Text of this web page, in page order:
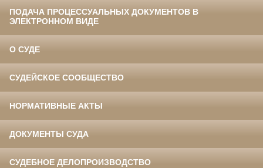
ПОДАЧА ПРОЦЕССУАЛЬНЫХ ДОКУМЕНТОВ В
ЭЛЕКТРОННОМ ВИДЕ
О СУДЕ
СУДЕЙСКОЕ СООБЩЕСТВО
НОРМАТИВНЫЕ АКТЫ
ДОКУМЕНТЫ СУДА
СУДЕБНОЕ ДЕЛОПРОИЗВОДСТВО